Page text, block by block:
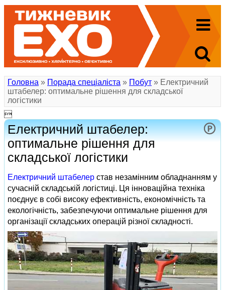
Головна » Порада спеціаліста » Побут » Електричний
штабелер: оптимальне рішення для складської
логістики

Електричний штабелер:
оптимальне рішення для
складської логістики
Електричний штабелер став незамінним обладнанням у
сучасній складській логістиці. Ця інноваційна техніка
поєднує в собі високу ефективність, економічність та
екологічність, забезпечуючи оптимальне рішення для
організації складських операцій різної складності.